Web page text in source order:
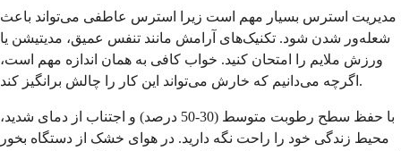
مدیریت استرس بسیار مهم است زیرا استرس عاطفی می‌تواند باعث
شعله‌ور شدن شود. تکنیک‌های آرامش مانند تنفس عمیق، مدیتیشن یا
ورزش ملایم را امتحان کنید. خواب کافی به همان اندازه مهم است،
اگرچه می‌دانیم که خارش می‌تواند این کار را چالش برانگیز کند.
با حفظ سطح رطوبت متوسط (30-50 درصد) و اجتناب از دمای شدید،
محیط زندگی خود را راحت نگه دارید. در هوای خشک از دستگاه بخور